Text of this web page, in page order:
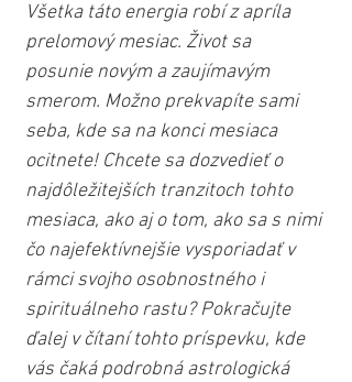
Všetka táto energia robí z apríla
prelomový mesiac. Život sa
posunie novým a zaujímavým
smerom. Možno prekvapíte sami
seba, kde sa na konci mesiaca
ocitnete! Chcete sa dozvedieť o
najdôležitejších tranzitoch tohto
mesiaca, ako aj o tom, ako sa s nimi
čo najefektívnejšie vysporiadať v
rámci svojho osobnostného i
spirituálneho rastu? Pokračujte
ďalej v čítaní tohto príspevku, kde
vás čaká podrobná astrologická